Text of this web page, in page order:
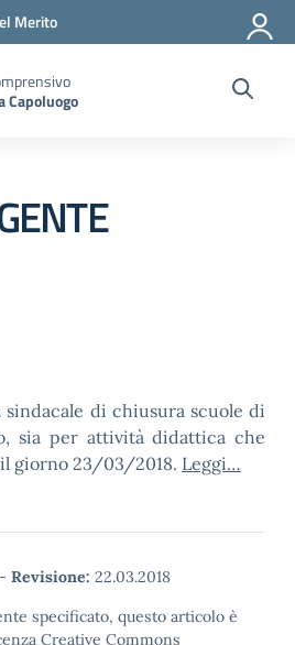
Merito
Capoluogo
sindacale di chiusura scuole di
sia per attività didattica che
giorno 23/03/2018. Leggi…
- Revisione: 22.03.2018
specificato, questo articolo è
Creative Commons